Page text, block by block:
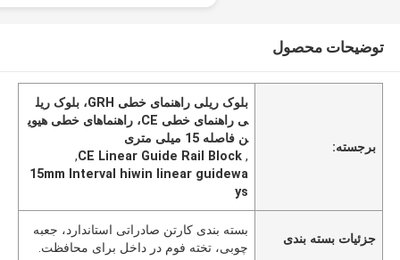
توضیحات محصول
برجسته:
بلوک ریلی راهنمای خطی GRH، بلوک ریل
ی راهنمای خطی CE، راهنماهای خطی هیوی
ن فاصله 15 میلی متری
,
CE Linear Guide Rail Block
,
15mm Interval hiwin linear guidewa
ys
جزئیات بسته بندی
بسته بندی کارتن صادراتی استاندارد، جعبه
چوبی، تخته فوم در داخل برای محافظت.